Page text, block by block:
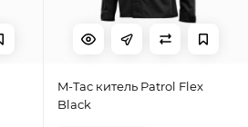
M-Tac китель Patrol Flex
Black